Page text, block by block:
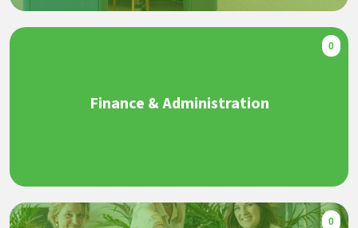
0
Finance & Administration
0